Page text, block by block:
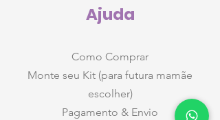
Ajuda
Como Comprar
Monte seu Kit (para futura mamãe
escolher)
Pagamento & Envio